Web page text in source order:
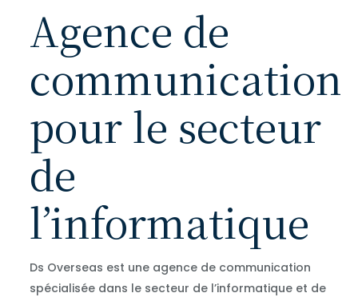
Agence de
communication
pour le secteur
de
l’informatique
Ds Overseas est une agence de communication
spécialisée dans le secteur de l’informatique et de